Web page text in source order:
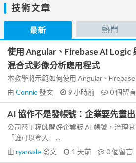
技術文章
最新 熱門
使用 Angular、Firebase AI Logic
混合式影像分析應用程式
本教學將示範如何使用 Angular、Firebase
由 Connie發文 9 小時前 0個留言
AI 協作不是發帳號：企業要先畫
公司替工程師開好企業版 AI 帳號，治理
「誰可以登入」...
由 ryanvale發文 1 天前 0個留言